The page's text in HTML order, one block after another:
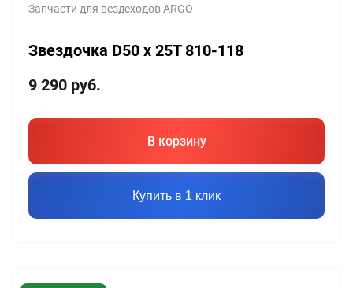
Запчасти для вездеходов ARGO
Звездочка D50 x 25T 810-118
9 290 руб.
В корзину
Купить в 1 клик